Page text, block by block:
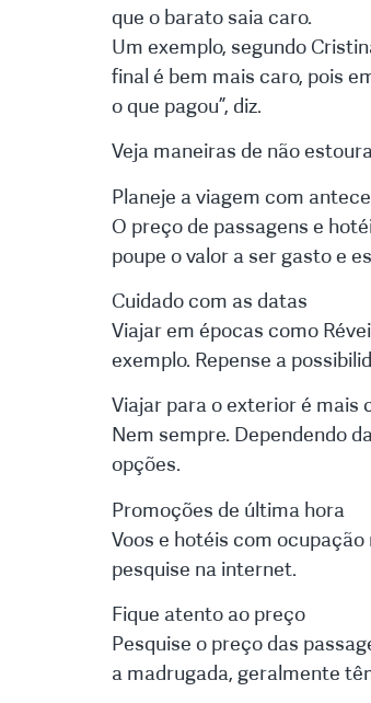
que o barato saia caro.
Um exemplo, segundo
final é bem mais caro, pois
o que pagou”, diz.
Veja maneiras de não
Planeje a viagem com
O preço de passagens e
poupe o valor a ser gasto e
Cuidado com as datas
Viajar em épocas como
exemplo. Repense a
Viajar para o exterior é mais
Nem sempre. Dependendo
opções.
Promoções de última hora
Voos e hotéis com
pesquise na internet.
Fique atento ao preço
Pesquise o preço das
a madrugada, geralmente